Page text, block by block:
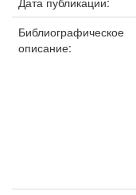
Библиографическое
описание: